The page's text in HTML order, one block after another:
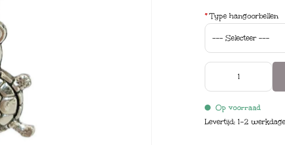
*Type hangoorbellen
Op voorraad
Levertijd: 1-2